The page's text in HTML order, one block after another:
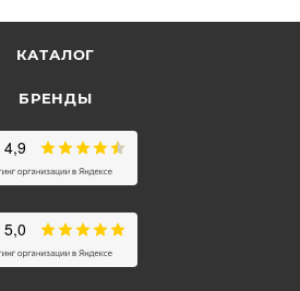
КАТАЛОГ
БРЕНДЫ